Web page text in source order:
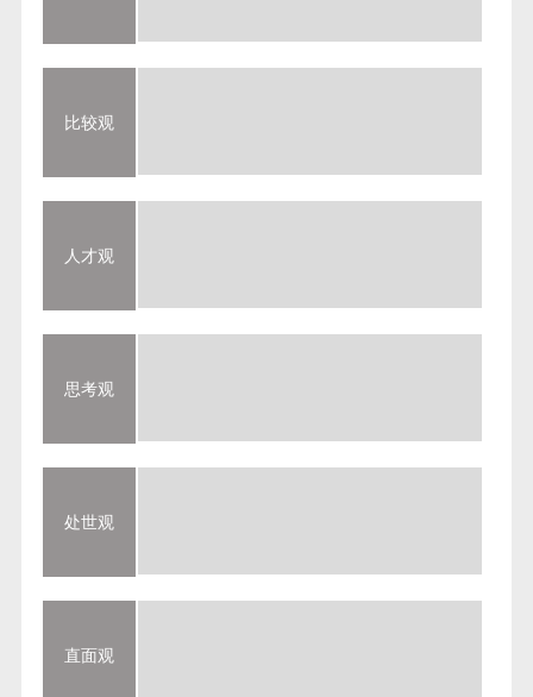
比较观
人才观
思考观
处世观
直面观